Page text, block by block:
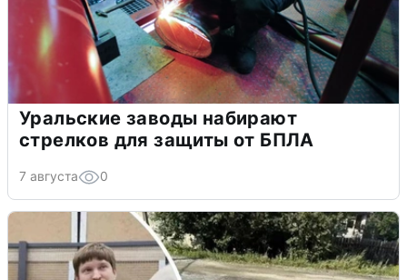
Уральские заводы набирают
стрелков для защиты от БПЛА
7 августа 0